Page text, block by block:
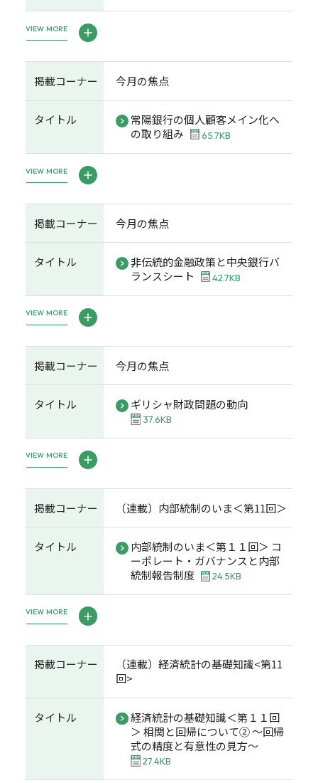
VIEW MORE
掲載コーナー 今月の焦点
タイトル
常陽銀行の個人顧客メイン化へ
の取り組み
65.7KB
VIEW MORE
掲載コーナー 今月の焦点
タイトル
非伝統的金融政策と中央銀行バ
ランスシート
42.7KB
VIEW MORE
掲載コーナー 今月の焦点
タイトル ギリシャ財政問題の動向
37.6KB
VIEW MORE
掲載コーナー （連載）内部統制のいま＜第11回＞
タイトル
内部統制のいま＜第１１回＞ コ
ーポレート・ガバナンスと内部
統制報告制度
24.5KB
VIEW MORE
掲載コーナー
（連載）経済統計の基礎知識<第11
回>
タイトル
経済統計の基礎知識＜第１１回
＞ 相関と回帰について② ～回帰
式の精度と有意性の見方～
27.4KB